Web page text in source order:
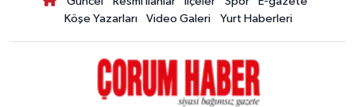
Köşe Yazarları
Video Galeri Yurt Haberleri